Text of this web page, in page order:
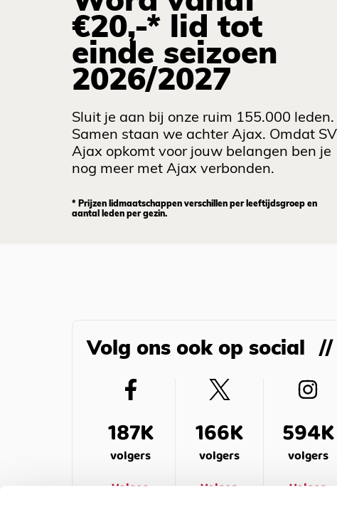
€20,-* lid tot
einde seizoen
2026/2027
Sluit je aan bij onze ruim 155.000 leden.
Samen staan we achter Ajax. Omdat SV
Ajax opkomt voor jouw belangen ben je
nog meer met Ajax verbonden.
* Prijzen lidmaatschappen verschillen per leeftijdsgroep en
aantal leden per gezin.
Volg ons ook op social
187K
volgers
Volgen
166K
volgers
Volgen
594K
volgers
Volgen